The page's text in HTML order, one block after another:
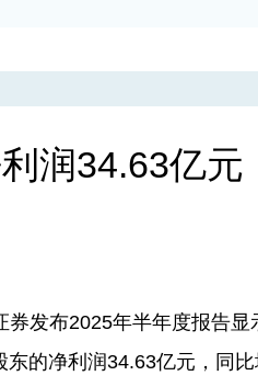
润34.63亿元
发布2025年半年度报告
的净利润34.63亿元，同比